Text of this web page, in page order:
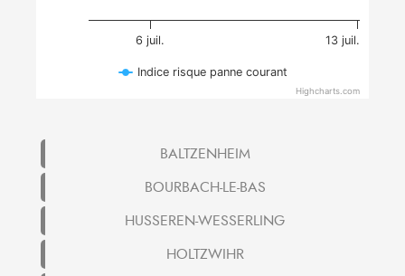
6 juil. 13 juil.
Indice risque panne courant
Highcharts.com
BALTZENHEIM
BOURBACH-LE-BAS
HUSSEREN-WESSERLING
HOLTZWIHR